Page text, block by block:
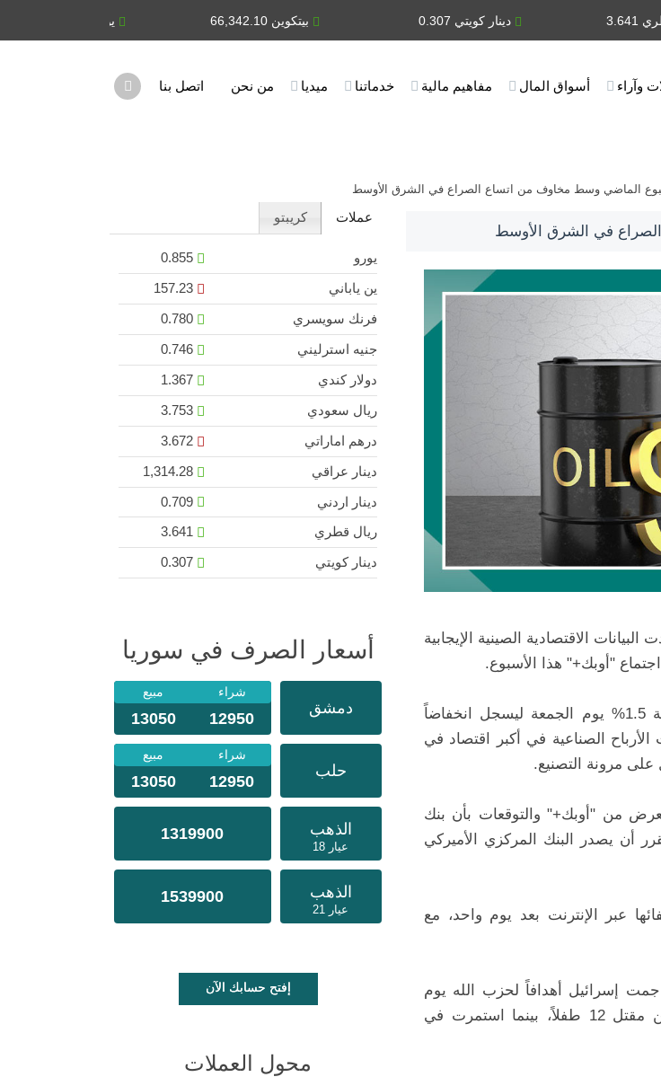
بيتكوين 66,342.10 دينار كويتي 0.307
وآراء أسواق المال مفاهيم مالية خدماتنا ميديا من نحن اتصل بنا
الماضي وسط مخاوف من اتساع الصراع في الشرق الأوسط
في الشرق الأوسط
الاقتصادية الصينية الإيجابية
"أوبك+" هذا الأسبوع.
جرى تداول خام برنت فوق 81 دولاراً للبرميل بعد انخفاضه بنسبة 1.5% يوم الجمعة ليسجل انخفاضاً
غرب تكساس الوسيط من 77 دولاراً. نمت الأرباح الصناعية في أكبر اقتصاد في
مرونة التصنيع.
من "أوبك+" والتوقعات بأن بنك
أن يصدر البنك المركزي الأميركي
عبر الإنترنت بعد يوم واحد، مع
إسرائيل أهدافاً لحزب الله يوم
الأحد وهددت بمزيد من الانتقام لهجوم صاروخي سابق أسفر عن مقتل 12 طفلاً، بينما استمرت في
عملات كريبتو
يورو
ين ياباني
فرنك سويسري
جنيه استرليني
دولار كندي
ريال سعودي
درهم اماراتي
دينار عراقي
دينار اردني
ريال قطري
دينار كويتي
أسعار الصرف في سوريا
دمشق
شراء مبيع
12950
13050
حلب
شراء مبيع
12950
13050
الذهب
عيار 18
1319900
الذهب
عيار 21
1539900
إفتح حسابك الآن
محول العملات